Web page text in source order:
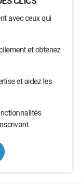
avec ceux qui
et obtenez
et aidez les